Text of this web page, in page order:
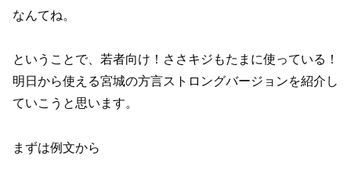
なんてね。
ということで、若者向け！ささキジもたまに使っている！
明日から使える宮城の方言ストロングバージョンを紹介し
ていこうと思います。
まずは例文から